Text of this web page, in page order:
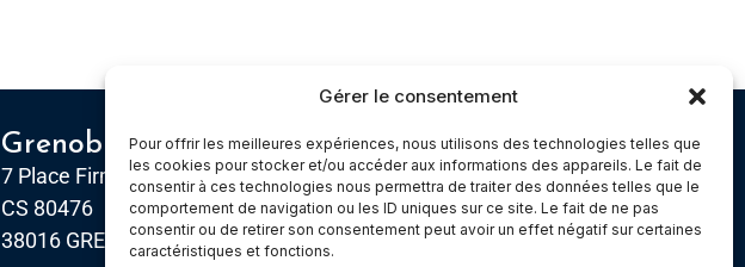
Gérer le consentement
Pour offrir les meilleures expériences, nous utilisons des technologies telles que
les cookies pour stocker et/ou accéder aux informations des appareils. Le fait de
consentir à ces technologies nous permettra de traiter des données telles que le
comportement de navigation ou les ID uniques sur ce site. Le fait de ne pas
consentir ou de retirer son consentement peut avoir un effet négatif sur certaines
caractéristiques et fonctions.
Grenoble
7 Place Firmin Gautier
CS 80476
38016 GRENOBLE, Cedex 1
Chambery
Immeuble le Paris
5 rue Claude Martin
73000 Chambéry